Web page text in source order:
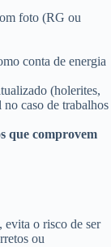
foto (RG ou
conta de energia
(holerites,
caso de trabalhos
que comprovem
evita o risco de ser
ou